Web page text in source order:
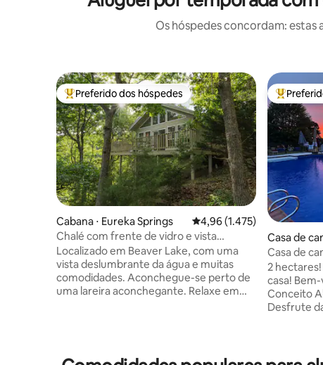
Os hóspedes concordam:
Entre os melhores preferidos dos hóspedes
Preferido dos hóspedes
Cabana ⋅ Eureka Springs 4,96 de uma avaliação
4,96 (1.475)
Chalé com frente de vidro e vista
deslumbrante para o lago
Localizado em Beaver Lake, com uma
vista deslumbrante da água e muitas
comodidades. Aconchegue-se perto de
uma lareira aconchegante. Relaxe em
cama king size Sleep Number com pillow-
Entre os
Casa de
e
Casa de
selvagem,
estimação
2
casa! Bem-vindo ao nosso Retiro de
Conceito
Desfrute
quarto